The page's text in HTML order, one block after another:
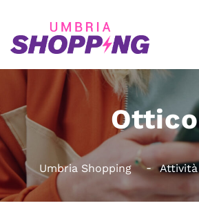
Ottico
Umbria Shopping Attività